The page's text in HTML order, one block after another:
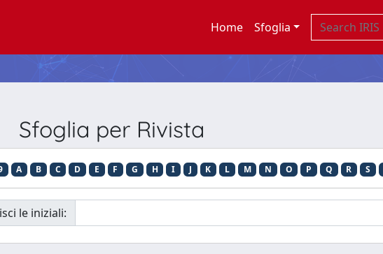
Home Sfoglia
Sfoglia per Rivista
A B C D E F G H I J K L M N O P Q R S
le iniziali: